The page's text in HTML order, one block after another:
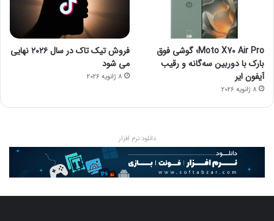
Moto X70 Air Pro؛ گوشی فوق
بارک با دوربین سه‌گانه و رقیب
آیفون ایر
8 ژانویه 2026
فروش تیک تاک در سال ۲۰۲۶ نهایی
می شود
8 ژانویه 2026
دانلود نرم افزار